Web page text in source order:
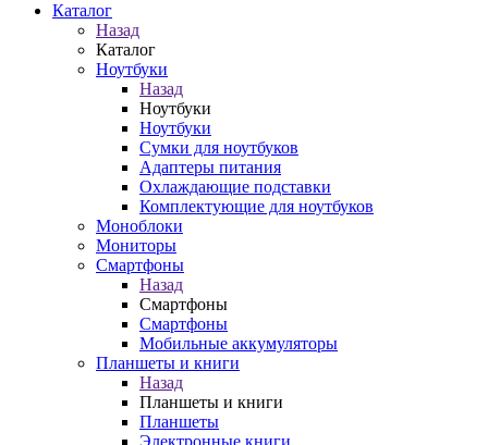
Каталог
Назад
Каталог
Ноутбуки
Назад
Ноутбуки
Ноутбуки
Сумки для ноутбуков
Адаптеры питания
Охлаждающие подставки
Комплектующие для ноутбуков
Моноблоки
Мониторы
Смартфоны
Назад
Смартфоны
Смартфоны
Мобильные аккумуляторы
Планшеты и книги
Назад
Планшеты и книги
Планшеты
Электронные книги